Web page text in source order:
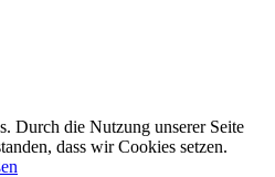
Durch die Nutzung unserer Seite
dass wir Cookies setzen.